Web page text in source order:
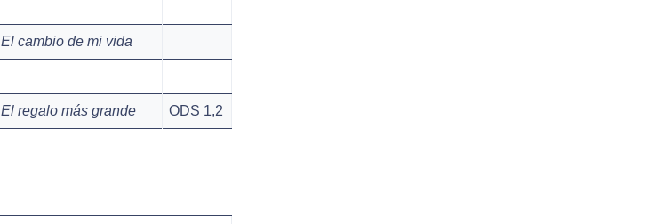
El cambio de mi vida
El regalo más grande ODS 1,2